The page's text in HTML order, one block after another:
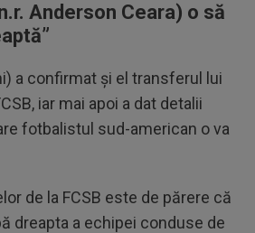
Anderson Ceara) o să
a confirmat și el transferul lui
iar mai apoi a dat detalii
fotbalistul sud-american o va
de la FCSB este de părere că
dreapta a echipei conduse de